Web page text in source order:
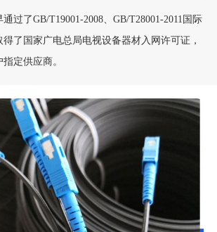
过了GB/T19001-2008、GB/T28001-2011国际
了国家广电总局电视设备器材入网许可证，
定供应商。